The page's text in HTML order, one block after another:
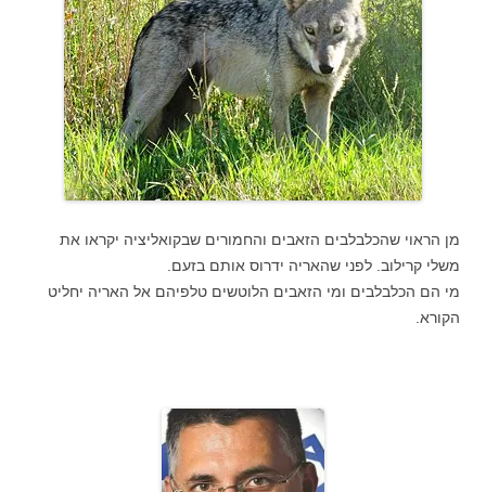
מן הראוי שהכלבלבים הזאבים והחמורים שבקואליציה יקראו את
משלי קרילוב. לפני שהאריה ידרוס אותם בזעם.
מי הם הכלבלבים ומי הזאבים הלוטשים טלפיהם אל האריה יחליט
הקורא.